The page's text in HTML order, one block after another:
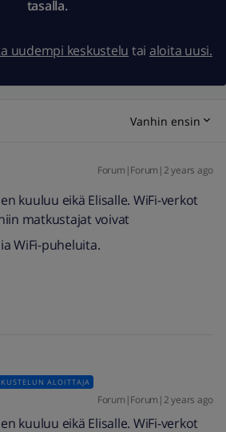
tasalla.
uudempi keskustelu tai aloita uusi.
Vanhin ensin
Forum|Forum|2 years ago
kuuluu eikä Elisalle. WiFi-verkot
matkustajat voivat
WiFi-puheluita.
ALOITTAJA
Forum|Forum|2 years ago
kuuluu eikä Elisalle. WiFi-verkot